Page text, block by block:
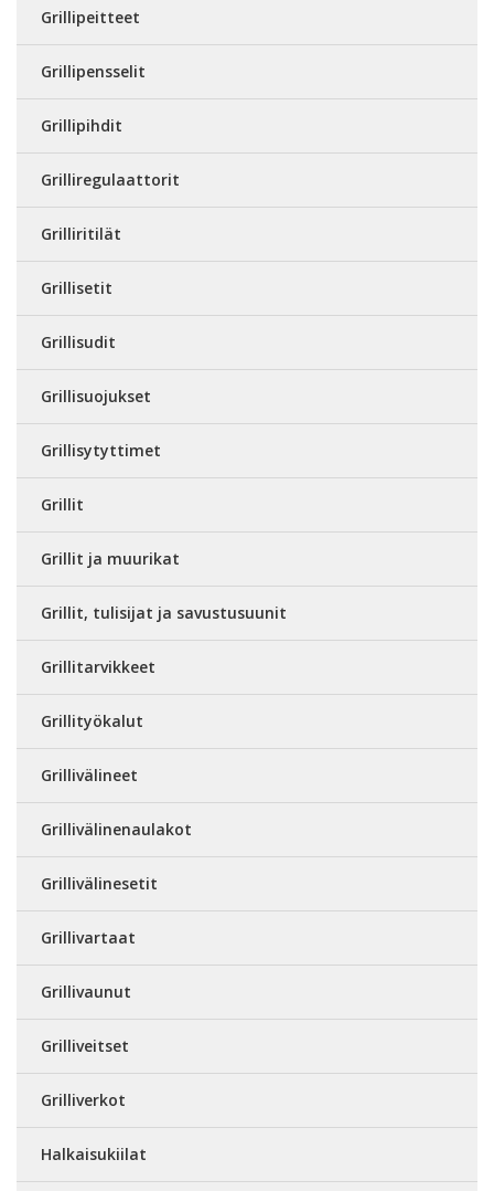
Grillipeitteet
Grillipensselit
Grillipihdit
Grilliregulaattorit
Grilliritilät
Grillisetit
Grillisudit
Grillisuojukset
Grillisytyttimet
Grillit
Grillit ja muurikat
Grillit, tulisijat ja savustusuunit
Grillitarvikkeet
Grillityökalut
Grillivälineet
Grillivälinenaulakot
Grillivälinesetit
Grillivartaat
Grillivaunut
Grilliveitset
Grilliverkot
Halkaisukiilat